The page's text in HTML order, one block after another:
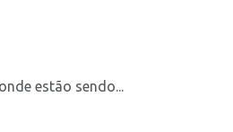
estão sendo...